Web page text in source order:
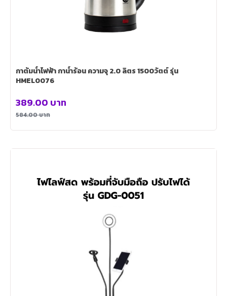
กาต้มน้ำไฟฟ้า กาน้ำร้อน ความจุ 2.0 ลิตร 1500วัตต์ รุ่น
HMEL0076
584.00บาท
389.00 บาท